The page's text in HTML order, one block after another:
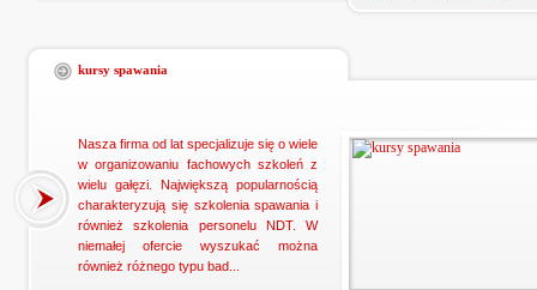
kursy spawania
Nasza firma od lat specjalizuje się o wiele
w organizowaniu fachowych szkoleń z
wielu gałęzi. Największą popularnością
charakteryzują się szkolenia spawania i
również szkolenia personelu NDT. W
niemałej ofercie wyszukać można
również różnego typu bad...